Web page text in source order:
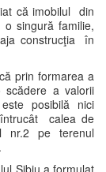
că imobilul din
singură familie,
construcţia în
prin formarea a
a valorii
posibilă nici
calea de
nr.2 pe terenul
Sibiu a formulat